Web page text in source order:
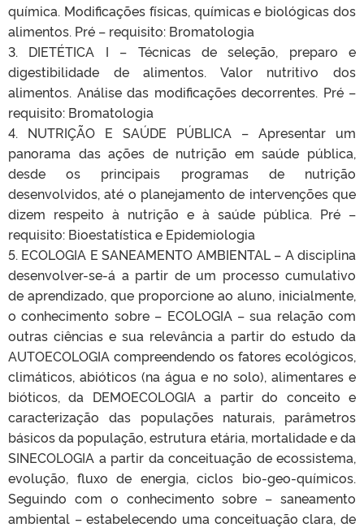
química. Modificações físicas, químicas e biológicas dos
alimentos. Pré – requisito: Bromatologia
3. DIETÉTICA I – Técnicas de seleção, preparo e
digestibilidade de alimentos. Valor nutritivo dos
alimentos. Análise das modificações decorrentes. Pré –
requisito: Bromatologia
4. NUTRIÇÃO E SAÚDE PÚBLICA – Apresentar um
panorama das ações de nutrição em saúde pública,
desde os principais programas de nutrição
desenvolvidos, até o planejamento de intervenções que
dizem respeito à nutrição e à saúde pública. Pré –
requisito: Bioestatística e Epidemiologia
5. ECOLOGIA E SANEAMENTO AMBIENTAL – A disciplina
desenvolver-se-á a partir de um processo cumulativo
de aprendizado, que proporcione ao aluno, inicialmente,
o conhecimento sobre – ECOLOGIA – sua relação com
outras ciências e sua relevância a partir do estudo da
AUTOECOLOGIA compreendendo os fatores ecológicos,
climáticos, abióticos (na água e no solo), alimentares e
bióticos, da DEMOECOLOGIA a partir do conceito e
caracterização das populações naturais, parâmetros
básicos da população, estrutura etária, mortalidade e da
SINECOLOGIA a partir da conceituação de ecossistema,
evolução, fluxo de energia, ciclos bio-geo-químicos.
Seguindo com o conhecimento sobre – saneamento
ambiental – estabelecendo uma conceituação clara, de